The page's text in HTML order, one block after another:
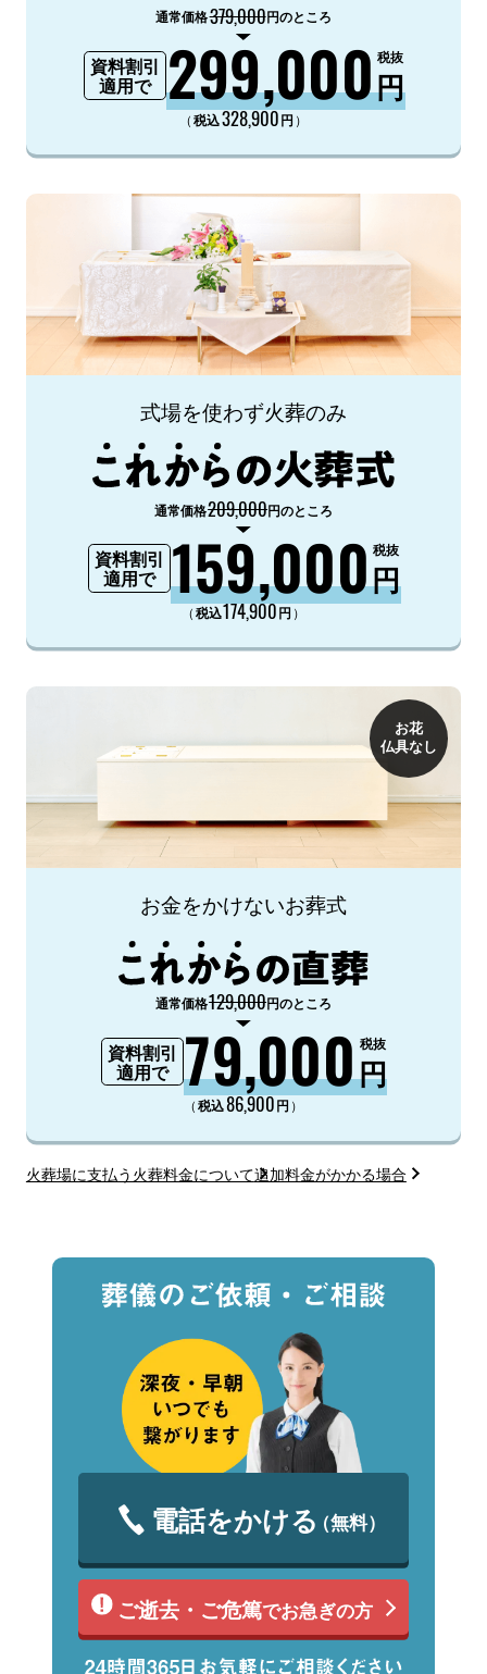
通常価格379,000円のところ
資料割引
適用で
299,000円
税抜
（税込328,900円 ）
式場を使わず火葬のみ
通常価格209,000円のところ
資料割引
適用で
159,000円
税抜
（税込174,900円 ）
お花
仏具なし
お金をかけないお葬式
通常価格129,000円のところ
資料割引
適用で
79,000円
税抜
（税込86,900円 ）
火葬場に支払う火葬料金について追加料金がかかる場合
電話をかける（無料）
ご逝去・ご危篤でお急ぎの方